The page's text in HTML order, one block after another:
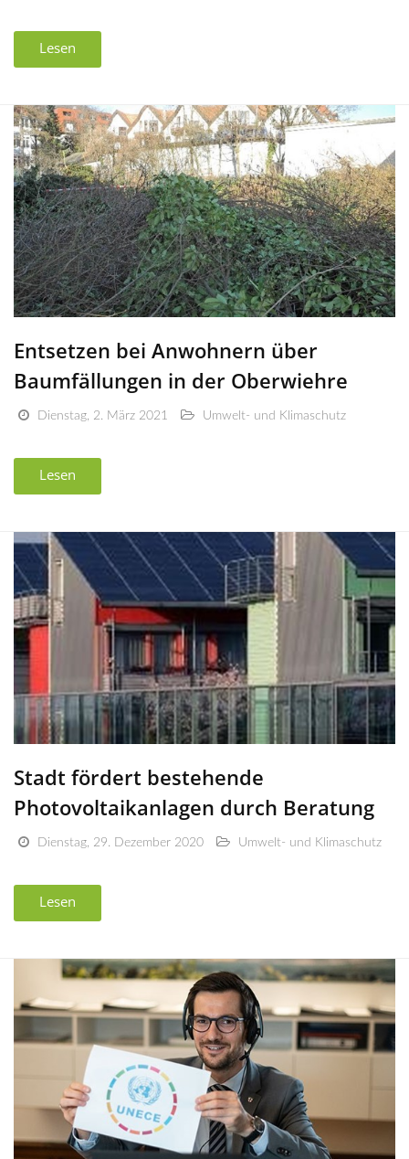
Lesen
Entsetzen bei Anwohnern über
Baumfällungen in der Oberwiehre
Dienstag, 2. März 2021 Umwelt- und Klimaschutz
Lesen
Stadt fördert bestehende
Photovoltaikanlagen durch Beratung
Dienstag, 29. Dezember 2020 Umwelt- und Klimaschutz
Lesen